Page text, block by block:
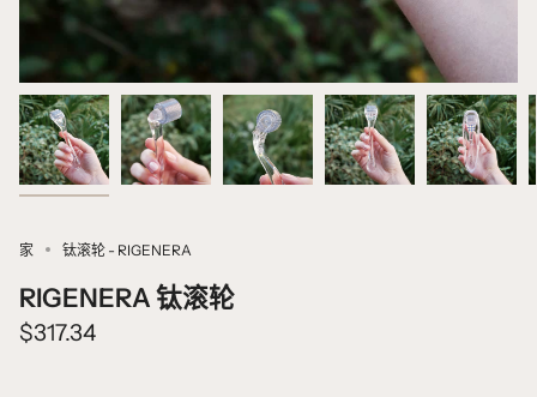
家 钛滚轮 - RIGENERA
RIGENERA 钛滚轮
$317.34